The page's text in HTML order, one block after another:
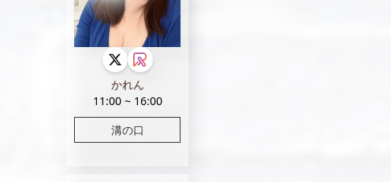
かれん
11:00 ~ 16:00
溝の口